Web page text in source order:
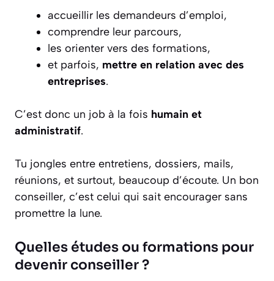
accueillir les demandeurs d’emploi,
comprendre leur parcours,
les orienter vers des formations,
et parfois, mettre en relation avec des
entreprises.
C’est donc un job à la fois humain et
administratif.
Tu jongles entre entretiens, dossiers, mails,
réunions, et surtout, beaucoup d’écoute. Un bon
conseiller, c’est celui qui sait encourager sans
promettre la lune.
Quelles études ou formations pour
devenir conseiller ?